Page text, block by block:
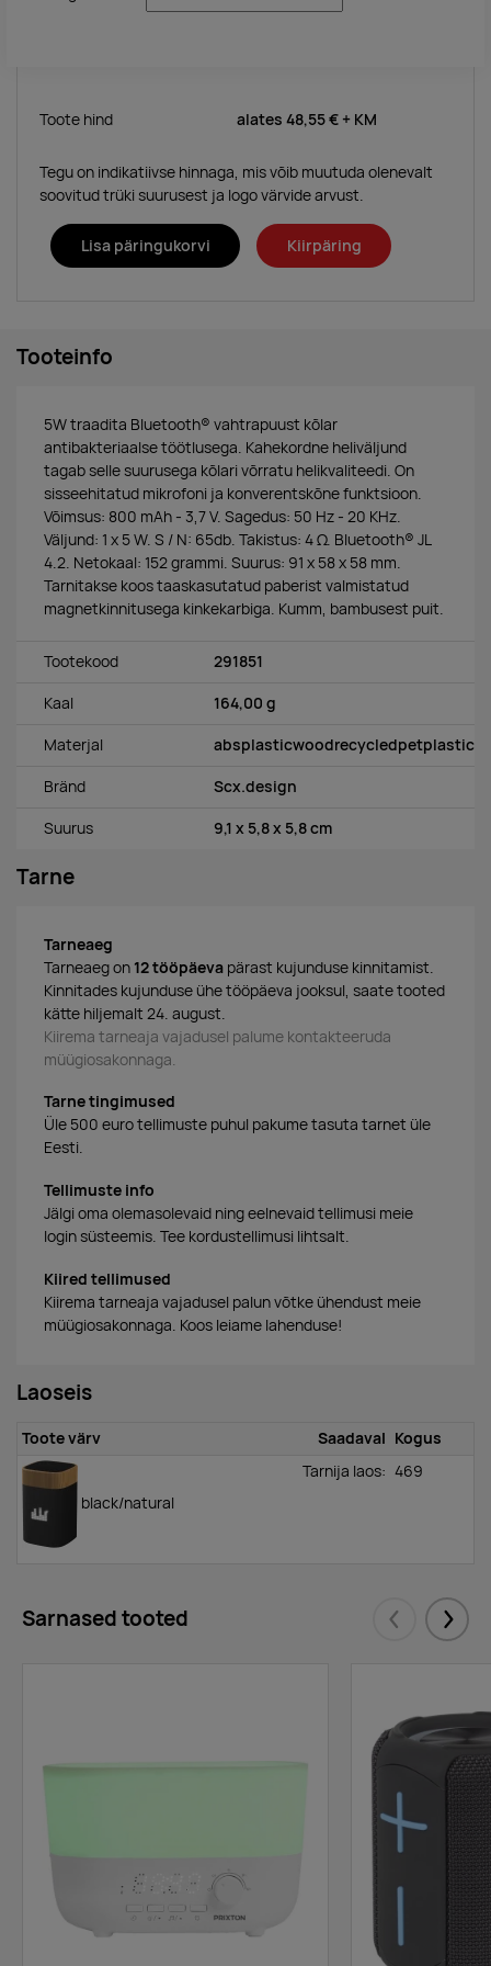
Toote hind alates 48,55 € + KM
Tegu on indikatiivse hinnaga, mis võib muutuda olenevalt
soovitud trüki suurusest ja logo värvide arvust.
Lisa päringukorvi Kiirpäring
Tooteinfo
5W traadita Bluetooth® vahtrapuust kõlar
antibakteriaalse töötlusega. Kahekordne heliväljund
tagab selle suurusega kõlari võrratu helikvaliteedi. On
sisseehitatud mikrofoni ja konverentskõne funktsioon.
Võimsus: 800 mAh - 3,7 V. Sagedus: 50 Hz - 20 KHz.
Väljund: 1 x 5 W. S / N: 65db. Takistus: 4 Ω. Bluetooth® JL
4.2. Netokaal: 152 grammi. Suurus: 91 x 58 x 58 mm.
Tarnitakse koos taaskasutatud paberist valmistatud
magnetkinnitusega kinkekarbiga. Kumm, bambusest puit.
Tootekood 291851
Kaal 164,00 g
Materjal absplasticwoodrecycledpetplastic
Bränd Scx.design
Suurus 9,1 x 5,8 x 5,8 cm
Tarne
Tarneaeg
Tarneaeg on 12 tööpäeva pärast kujunduse kinnitamist.
Kinnitades kujunduse ühe tööpäeva jooksul, saate tooted
kätte hiljemalt 24. august.
Kiirema tarneaja vajadusel palume kontakteeruda
müügiosakonnaga.
Tarne tingimused
Üle 500 euro tellimuste puhul pakume tasuta tarnet üle
Eesti.
Tellimuste info
Jälgi oma olemasolevaid ning eelnevaid tellimusi meie
login süsteemis. Tee kordustellimusi lihtsalt.
Kiired tellimused
Kiirema tarneaja vajadusel palun võtke ühendust meie
müügiosakonnaga. Koos leiame lahenduse!
Laoseis
Toote värv Saadaval Kogus
black/natural
Tarnija laos: 469
Sarnased tooted Eelmised